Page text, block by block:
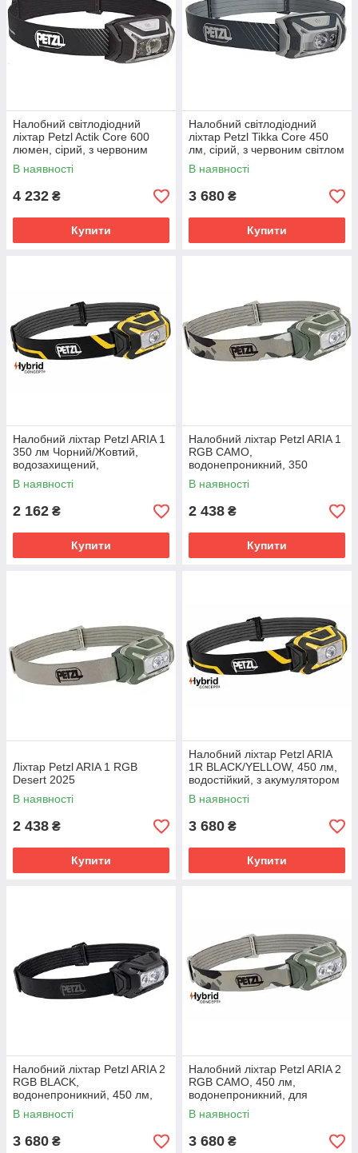
Налобний світлодіодний
ліхтар Petzl Actik Core 600
люмен, сірий, з червоним
світлом та акумулятором.
В наявності
4 232 ₴
Купити
Налобний світлодіодний
ліхтар Petzl Tikka Core 450
лм, сірий, з червоним світлом
та акумулятором, micro USB
В наявності
3 680 ₴
Купити
Налобний ліхтар Petzl ARIA 1
350 лм Чорний/Жовтий,
водозахищений,
ударостійкий, для
професіоналів
В наявності
2 162 ₴
Купити
Налобний ліхтар Petzl ARIA 1
RGB CAMO,
водонепроникний, 350
люмен для полювання та
риболовлі.
В наявності
2 438 ₴
Купити
Ліхтар Petzl ARIA 1 RGB
Desert 2025
В наявності
2 438 ₴
Купити
Налобний ліхтар Petzl ARIA
1R BLACK/YELLOW, 450 лм,
водостійкий, з акумулятором
В наявності
3 680 ₴
Купити
Налобний ліхтар Petzl ARIA 2
RGB BLACK,
водонепроникний, 450 лм,
для полювання та рибалки.
В наявності
3 680 ₴
Налобний ліхтар Petzl ARIA 2
RGB CAMO, 450 лм,
водонепроникний, для
полювання та риболовлі
В наявності
3 680 ₴